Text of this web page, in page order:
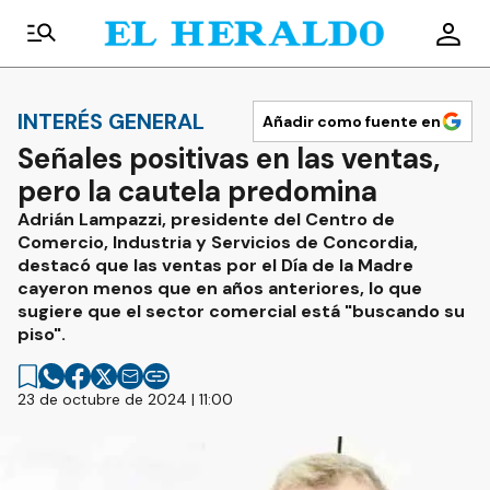
INTERÉS GENERAL Añadir como fuente en
Señales positivas en las ventas,
pero la cautela predomina
Adrián Lampazzi, presidente del Centro de
Comercio, Industria y Servicios de Concordia,
destacó que las ventas por el Día de la Madre
cayeron menos que en años anteriores, lo que
sugiere que el sector comercial está "buscando su
piso".
23 de octubre de 2024 | 11:00